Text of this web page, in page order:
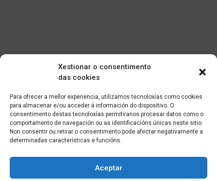
Xestionar o consentimento
das cookies
Para ofrecer a mellor experiencia, utilizamos tecnoloxías como cookies
para almacenar e/ou acceder á información do dispositivo. O
consentimento destas tecnoloxías permitiranos procesar datos como o
comportamento de navegación ou as identificacións únicas neste sitio.
Non consentir ou retirar o consentimento pode afectar negativamente a
determinadas características e funcións.
Aceptar